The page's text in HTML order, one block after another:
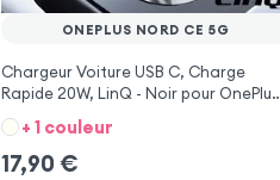
ONEPLUS NORD CE 5G
Chargeur Voiture USB C, Charge
Rapide 20W, LinQ - Noir pour OnePlus
Nord CE 5G
+ 1 couleur
17,90 €